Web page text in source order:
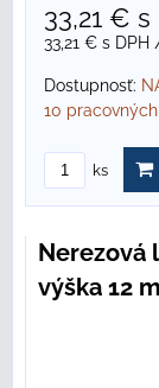
33,21 € s
33,21 € s DPH
Dostupnosť:
10
ks
Nerezová
výška 12